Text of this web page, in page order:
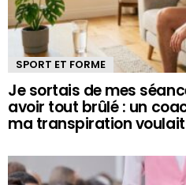
SPORT ET FORME
Je sortais de mes
avoir tout brûlé : un
ma transpiration